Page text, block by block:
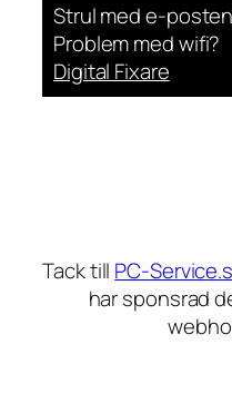
Strul med e-
Problem med wifi?
Digital Fixare
Tack till PC-
har sponsrad